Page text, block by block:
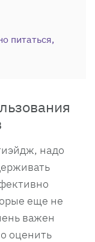
питаться,
надо
еще не
важен
оценить